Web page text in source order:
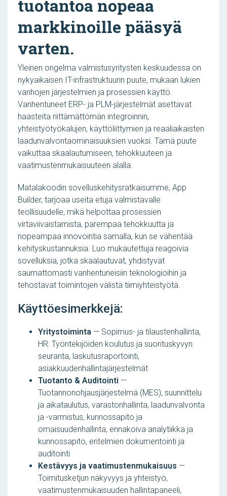
tuotantoa nopeaa
markkinoille pääsyä
varten.
Yleinen ongelma valmistusyritysten keskuudessa on
nykyaikaisen IT-infrastruktuurin puute, mukaan lukien
vanhojen järjestelmien ja prosessien käyttö.
Vanhentuneet ERP- ja PLM-järjestelmät asettavat
haasteita riittämättömän integroinnin,
yhteistyötyökalujen, käyttöliittymien ja reaaliaikaisten
laadunvalvontaominaisuuksien vuoksi. Tämä puute
vaikuttaa skaalautumiseen, tehokkuuteen ja
vaatimustenmukaisuuteen alalla.
Matalakoodin sovelluskehitysratkaisumme, App
Builder, tarjoaa useita etuja valmistavalle
teollisuudelle, mikä helpottaa prosessien
virtaviivaistamista, parempaa tehokkuutta ja
nopeampaa innovointia samalla, kun se vähentää
kehityskustannuksia. Luo mukautettuja reagoivia
sovelluksia, jotka skaalautuvat, yhdistyvät
saumattomasti vanhentuneisiin teknologioihin ja
tehostavat toimintojen välistä tiimiyhteistyötä.
Käyttöesimerkkejä:
Yritystoiminta — Sopimus- ja tilaustenhallinta,
HR: Työntekijöiden koulutus ja suorituskyvyn
seuranta, laskutusraportointi,
asiakkuudenhallintajärjestelmät
Tuotanto & Auditointi —
Tuotannonohjausjärjestelmä (MES), suunnittelu
ja aikataulutus, varastonhallinta, laadunvalvonta
ja -varmistus, kunnossapito ja
omaisuudenhallinta, ennakoiva analytiikka ja
kunnossapito, eritelmien dokumentointi ja
auditointi
Kestävyys ja vaatimustenmukaisuus —
Toimitusketjun näkyvyys ja yhteistyö,
vaatimustenmukaisuuden hallintapaneeli,